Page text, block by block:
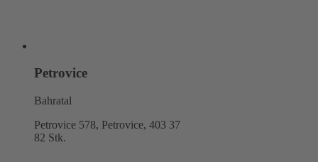
Petrovice
Bahratal
Petrovice 578, Petrovice, 403 37
82 Stk.